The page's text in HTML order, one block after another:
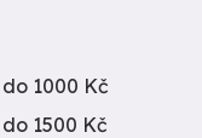
1000 Kč
1500 Kč